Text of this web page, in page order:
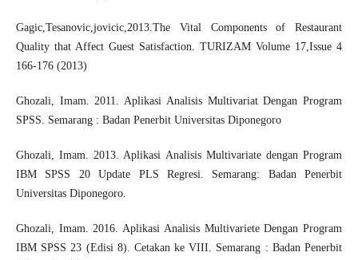
Gagic,Tesanovic,jovicic,2013.The Vital Components of Restaurant
Quality that Affect Guest Satisfaction. TURIZAM Volume 17,Issue 4
166-176 (2013)
Ghozali, Imam. 2011. Aplikasi Analisis Multivariat Dengan Program
SPSS. Semarang : Badan Penerbit Universitas Diponegoro
Ghozali, Imam. 2013. Aplikasi Analisis Multivariate dengan Program
IBM SPSS 20 Update PLS Regresi. Semarang: Badan Penerbit
Universitas Diponegoro.
Ghozali, Imam. 2016. Aplikasi Analisis Multivariete Dengan Program
IBM SPSS 23 (Edisi 8). Cetakan ke VIII. Semarang : Badan Penerbit